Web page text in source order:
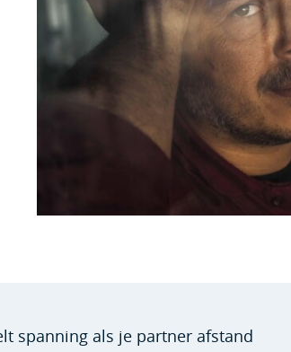
spanning als je partner afstand